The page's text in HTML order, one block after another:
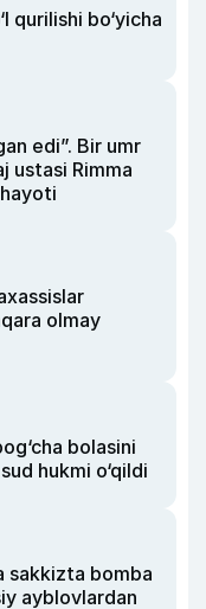
qurilishi bo‘yicha
edi”. Bir umr
ustasi Rimma
olmay
bolasini
hukmi o‘qildi
sakkizta bomba
ayblovlardan